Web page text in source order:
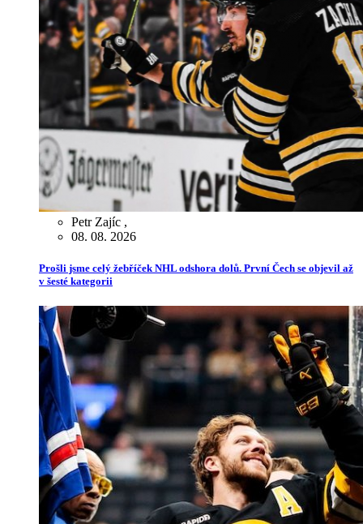
Petr Zajíc ,
08. 08. 2026
Prošli jsme celý žebříček NHL odshora dolů. První Čech se objevil až
v šesté kategorii